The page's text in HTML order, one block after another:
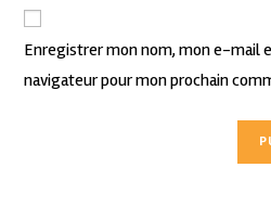
Enregistrer mon nom, mon e-mail
navigateur pour mon prochain